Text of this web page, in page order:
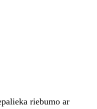
riebumo ar